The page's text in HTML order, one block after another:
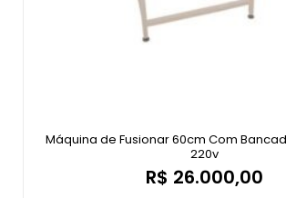
Máquina de Fusionar 60cm Com
220v
R$ 26.000,00